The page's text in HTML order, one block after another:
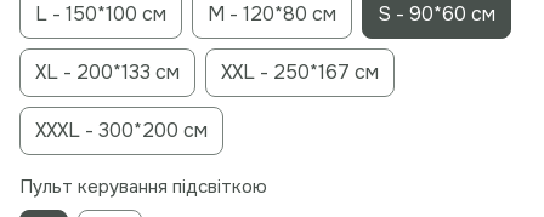
L - 150*100 см M - 120*80 см S - 90*60 см
XL - 200*133 см XXL - 250*167 см
XXXL - 300*200 см
Пульт керування підсвіткою